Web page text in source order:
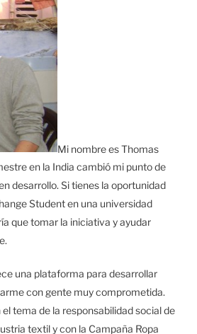
Mi nombre es Thomas
en la India cambió mi punto de
desarrollo. Si tienes la oportunidad
Student en una universidad
que tomar la iniciativa y ayudar
una plataforma para desarrollar
con gente muy comprometida.
tema de la responsabilidad social de
textil y con la Campaña Ropa